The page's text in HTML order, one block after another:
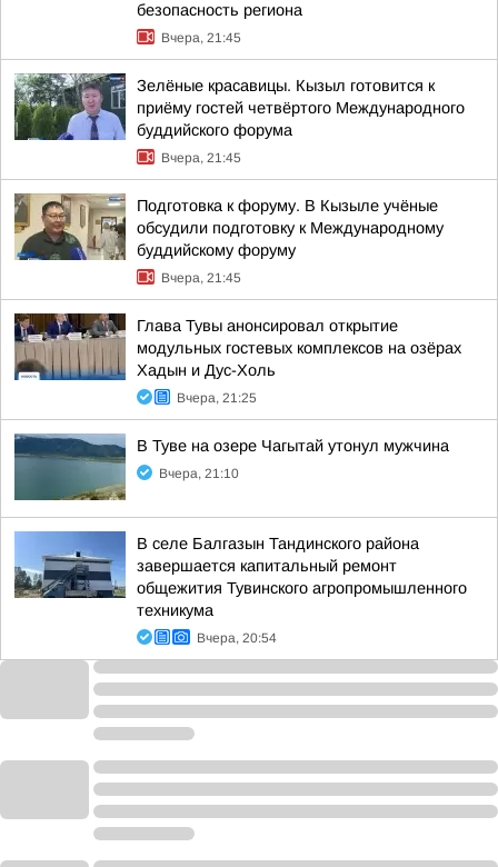
безопасность региона
Вчера, 21:45
Зелёные красавицы. Кызыл готовится к
приёму гостей четвёртого Международного
буддийского форума
Вчера, 21:45
Подготовка к форуму. В Кызыле учёные
обсудили подготовку к Международному
буддийскому форуму
Вчера, 21:45
Глава Тувы анонсировал открытие
модульных гостевых комплексов на озёрах
Хадын и Дус-Холь
Вчера, 21:25
В Туве на озере Чагытай утонул мужчина
Вчера, 21:10
В селе Балгазын Тандинского района
завершается капитальный ремонт
общежития Тувинского агропромышленного
техникума
Вчера, 20:54